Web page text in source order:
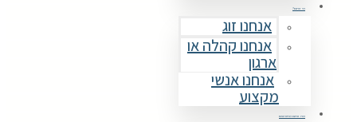
מי אתם?
אנחנו זוג
אנחנו קהלה או
ארגון
אנחנו אנשי
מקצוע
מה אתם מחפשים